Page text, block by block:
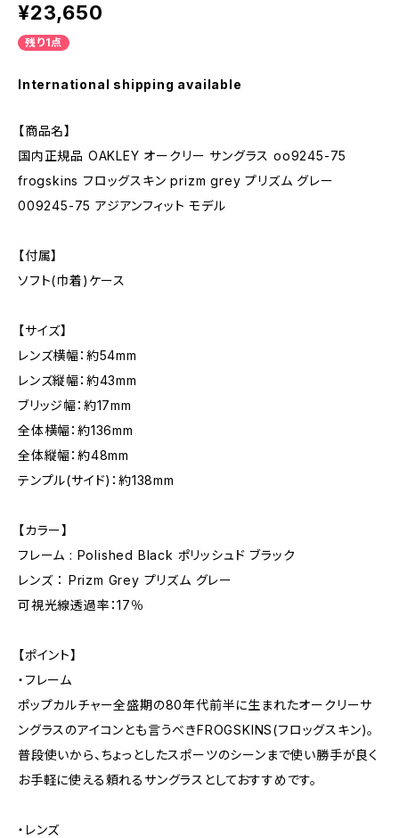
¥23,650
残り1点
International shipping available
【商品名】
国内正規品 OAKLEY オークリー サングラス oo9245-75
frogskins フロッグスキン prizm grey プリズム グレー
009245-75 アジアンフィット モデル
【付属】
ソフト(巾着)ケース
【サイズ】
レンズ横幅：約54mm
レンズ縦幅：約43mm
ブリッジ幅：約17mm
全体横幅：約136mm
全体縦幅：約48mm
テンプル(サイド)：約138mm
【カラー】
フレーム : Polished Black ポリッシュド ブラック
レンズ ： Prizm Grey プリズム グレー
可視光線透過率：17％
【ポイント】
・フレーム
ポップカルチャー全盛期の80年代前半に生まれたオークリーサ
ングラスのアイコンとも言うべきFROGSKINS(フロッグスキン)。
普段使いから、ちょっとしたスポーツのシーンまで使い勝手が良く
お手軽に使える頼れるサングラスとしておすすめです。
・レンズ